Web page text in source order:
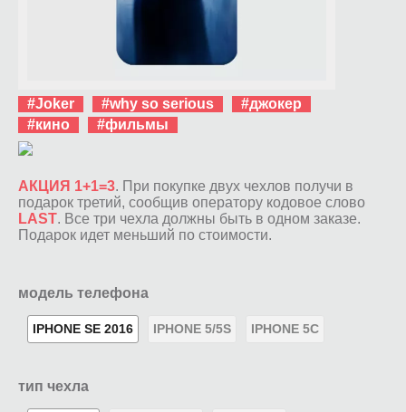
#Joker #why so serious
#джокер
#кино
#фильмы
АКЦИЯ 1+1=3. При покупке двух чехлов получи в
подарок третий, сообщив оператору кодовое слово
LAST. Все три чехла должны быть в одном заказе.
Подарок идет меньший по стоимости.
модель телефона
IPHONE SE 2016 IPHONE 5/5S IPHONE 5C
тип чехла